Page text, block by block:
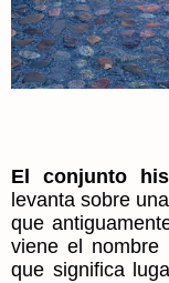
El conjunto
levanta sobre
que
viene el nombre
que significa